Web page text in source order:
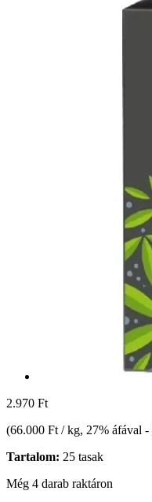
2.970 Ft
(66.000 Ft / kg, 27% áfával -
Tartalom: 25 tasak
Még 4 darab raktáron